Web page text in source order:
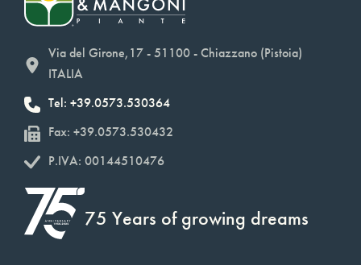
Via del Girone,17 - 51100 - Chiazzano (Pistoia)
ITALIA
Tel: +39.0573.530364
Fax: +39.0573.530432
P.IVA: 00144510476
75 Years of growing dreams